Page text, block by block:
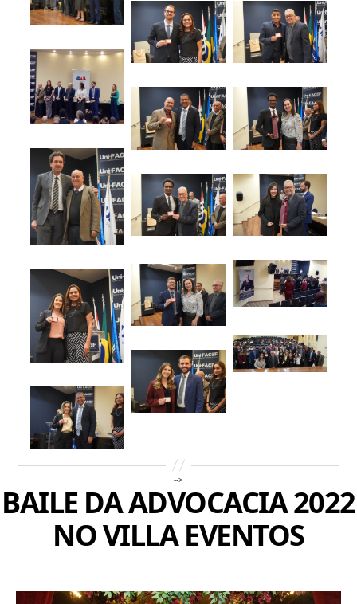
-->
BAILE DA ADVOCACIA 2022
NO VILLA EVENTOS